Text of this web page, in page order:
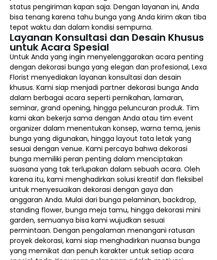
status pengiriman kapan saja. Dengan layanan ini, Anda
bisa tenang karena tahu bunga yang Anda kirim akan tiba
tepat waktu dan dalam kondisi sempurna.
Layanan Konsultasi dan Desain Khusus
untuk Acara Spesial
Untuk Anda yang ingin menyelenggarakan acara penting
dengan dekorasi bunga yang elegan dan profesional, Lexa
Florist menyediakan layanan konsultasi dan desain
khusus. Kami siap menjadi partner dekorasi bunga Anda
dalam berbagai acara seperti pernikahan, lamaran,
seminar, grand opening, hingga peluncuran produk. Tim
kami akan bekerja sama dengan Anda atau tim event
organizer dalam menentukan konsep, warna tema, jenis
bunga yang digunakan, hingga layout tata letak yang
sesuai dengan venue. Kami percaya bahwa dekorasi
bunga memiliki peran penting dalam menciptakan
suasana yang tak terlupakan dalam sebuah acara. Oleh
karena itu, kami menghadirkan solusi kreatif dan fleksibel
untuk menyesuaikan dekorasi dengan gaya dan
anggaran Anda. Mulai dari bunga pelaminan, backdrop,
standing flower, bunga meja tamu, hingga dekorasi mini
garden, semuanya bisa kami wujudkan sesuai
permintaan. Dengan pengalaman menangani ratusan
proyek dekorasi, kami siap menghadirkan nuansa bunga
yang memikat dan penuh karakter untuk setiap acara